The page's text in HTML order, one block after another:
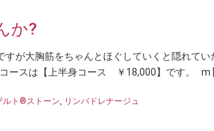
か?
が大胸筋をちゃんとほぐしていくと隠れてい
ースは【上半身コース ￥18,000】です。 m
ルト®ストーン リンパドレナージュ